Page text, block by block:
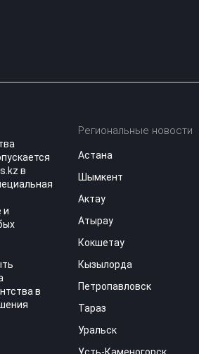
в
и
в
Региональные новости
Астана
Шымкент
Актау
Атырау
Кокшетау
Кызылорда
Петропавловск
Тараз
Уральск